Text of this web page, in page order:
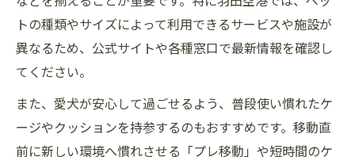
トの種類やサイズによって利用できるサービスや施設が
異なるため、公式サイトや各種窓口で最新情報を確認し
てください。
また、愛犬が安心して過ごせるよう、普段使い慣れたケ
ージやクッションを持参するのもおすすめです。移動直
前に新しい環境へ慣れさせる「プレ移動」や短時間のケ